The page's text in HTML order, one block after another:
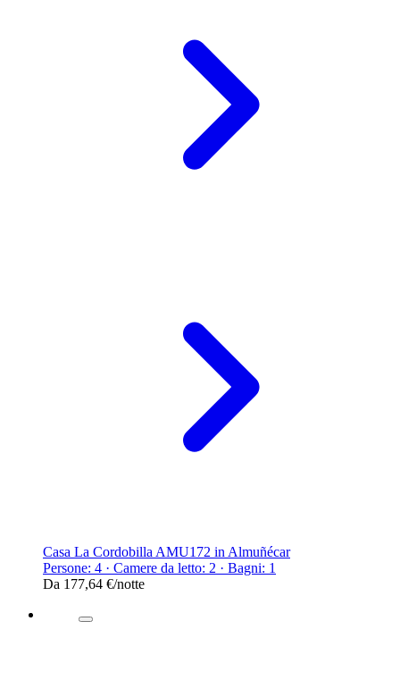
Casa La Cordobilla AMU172 in Almuñécar
Persone: 4 · Camere da letto: 2 · Bagni: 1
Da 177,64 €/notte